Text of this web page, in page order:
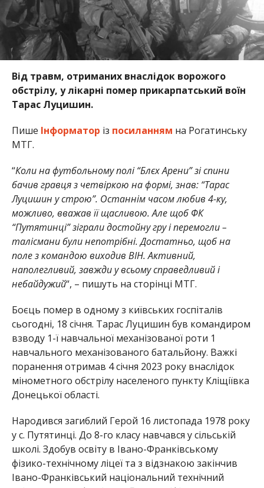
Від травм, отриманих внаслідок ворожого
обстрілу, у лікарні помер прикарпатський воїн
Тарас Луцишин.
Пише Інформатор із посиланням на Рогатинську
МТГ.
“Коли на футбольному полі “Блєх Арени” зі спини
бачив гравця з четвіркою на формі, знав: “Тарас
Луцишин у строю”. Останнім часом любив 4-ку,
можливо, вважав її щасливою. Але щоб ФК
“Путятинці” зіграли достойну гру і перемогли –
талісмани були непотрібні. Достатньо, щоб на
поле з командою виходив ВІН. Активний,
наполегливий, завжди у всьому справедливий і
небайдужий“, – пишуть на сторінці МТГ.
Боєць помер в одному з київських госпіталів
сьогодні, 18 січня. Тарас Луцишин був командиром
взводу 1-ї навчальної механізованої роти 1
навчального механізованого батальйону. Важкі
поранення отримав 4 січня 2023 року внаслідок
мінометного обстрілу населеного пункту Кліщіївка
Донецької області.
Народився загиблий Герой 16 листопада 1978 року
у с. Путятинці. До 8-го класу навчався у сільській
школі. Здобув освіту в Івано-Франківському
фізико-технічному ліцеї та з відзнакою закінчив
Івано-Франківський національний технічний